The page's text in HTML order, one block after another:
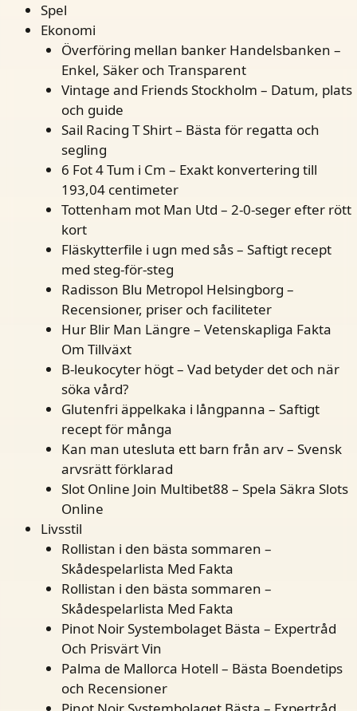
Spel
Ekonomi
Överföring mellan banker Handelsbanken –
Enkel, Säker och Transparent
Vintage and Friends Stockholm – Datum, plats
och guide
Sail Racing T Shirt – Bästa för regatta och
segling
6 Fot 4 Tum i Cm – Exakt konvertering till
193,04 centimeter
Tottenham mot Man Utd – 2-0-seger efter rött
kort
Fläskytterfile i ugn med sås – Saftigt recept
med steg-för-steg
Radisson Blu Metropol Helsingborg –
Recensioner, priser och faciliteter
Hur Blir Man Längre – Vetenskapliga Fakta
Om Tillväxt
B-leukocyter högt – Vad betyder det och när
söka vård?
Glutenfri äppelkaka i långpanna – Saftigt
recept för många
Kan man utesluta ett barn från arv – Svensk
arvsrätt förklarad
Slot Online Join Multibet88 – Spela Säkra Slots
Online
Livsstil
Rollistan i den bästa sommaren –
Skådespelarlista Med Fakta
Rollistan i den bästa sommaren –
Skådespelarlista Med Fakta
Pinot Noir Systembolaget Bästa – Expertråd
Och Prisvärt Vin
Palma de Mallorca Hotell – Bästa Boendetips
och Recensioner